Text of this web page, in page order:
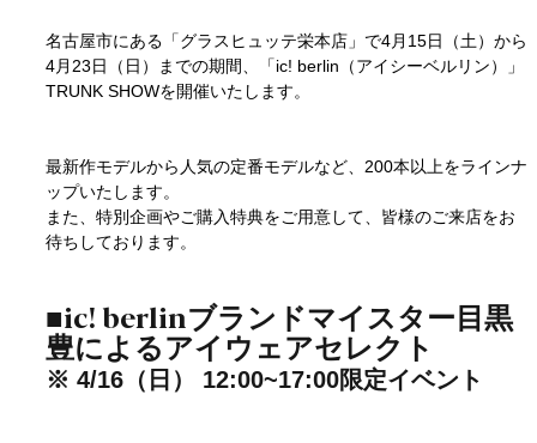
名古屋市にある「グラスヒュッテ栄本店 」で4月15日（土）から
4月23日（日）までの期間、
「ic! berlin（アイシーベルリン）」
TRUNK SHOWを開催いたします。
最新作モデルから人気の定番モデルなど、200本以上をラインナ
ップいたします。
また、特別企画やご購入特典をご用意して、皆様のご来店をお
待ちしております。
■ic! berlinブランドマイスター目黒
豊によるアイウェアセレクト
※ 4/16（日） 12:00~17:00限定イベント